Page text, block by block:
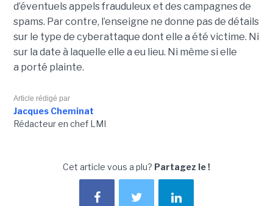
d’éventuels appels frauduleux et des campagnes de
spams. Par contre, l’enseigne ne donne pas de détails
sur le type de cyberattaque dont elle a été victime. Ni
sur la date à laquelle elle a eu lieu. Ni même si elle
a porté plainte.
Article rédigé par
Jacques Cheminat
Rédacteur en chef LMI
Cet article vous a plu? Partagez le !